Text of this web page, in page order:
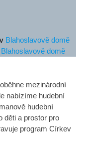
Blahoslavově domě
Blahoslavově domě
mezinárodní
nabízíme hudební
hudební
děti a prostor pro
program Církev